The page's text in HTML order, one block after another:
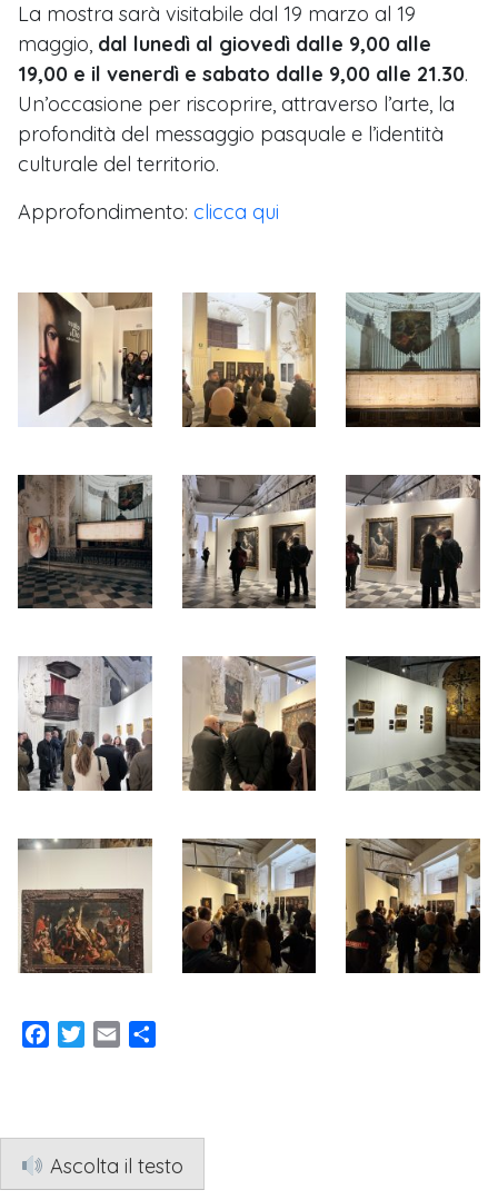
La mostra sarà visitabile dal 19 marzo al 19
maggio, dal lunedì al giovedì dalle 9,00 alle
19,00 e il venerdì e sabato dalle 9,00 alle 21.30.
Un’occasione per riscoprire, attraverso l’arte, la
profondità del messaggio pasquale e l’identità
culturale del territorio.
Approfondimento: clicca qui
Facebook
TwitterEmail
Ascolta il testo